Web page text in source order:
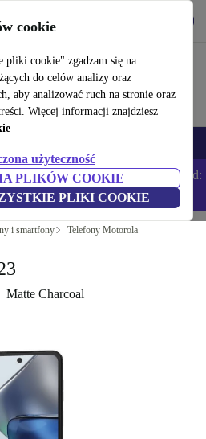
cookie
pliki cookie" zgadzam się na
do celów analizy oraz
aby analizować ruch na stronie oraz
Więcej informacji znajdziesz
użyteczność
PLIKÓW COOKIE
PLIKI COOKIE
5% na wszystkich iPhone’ach – Kod:
i smartfony Telefony Motorola
Charcoal